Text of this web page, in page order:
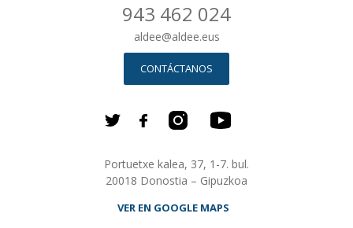
943 462 024
aldee@aldee.eus
CONTÁCTANOS
Portuetxe kalea, 37, 1-7. bul.
20018 Donostia – Gipuzkoa
VER EN GOOGLE MAPS